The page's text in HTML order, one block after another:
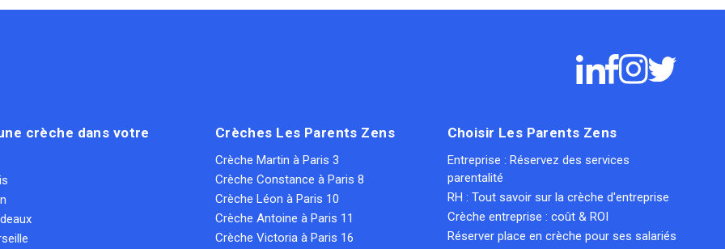
crèche dans votre
Crèches Les Parents Zens
Crèche Martin à Paris 3
Crèche Constance à Paris 8
Crèche Léon à Paris 10
Crèche Antoine à Paris 11
Crèche Victoria à Paris 16
Choisir Les Parents Zens
Entreprise : Réservez des services
parentalité
RH : Tout savoir sur la crèche d'entreprise
Crèche entreprise : coût & ROI
Réserver place en crèche pour ses salariés